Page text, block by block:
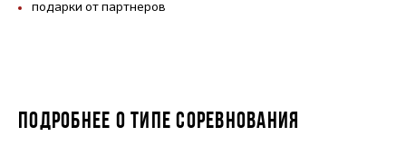
подарки от партнеров
ПОДРОБНЕЕ О ТИПЕ СОРЕВНОВАНИЯ